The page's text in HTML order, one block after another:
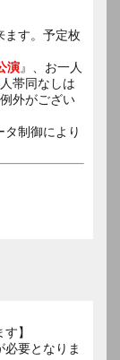
ます。予定枚
演』、お一人
帯同なしは
外がござい
タ制御により
】
要となりま